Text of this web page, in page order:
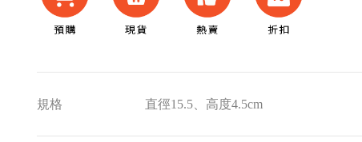
規格 直徑15.5、高度4.5cm